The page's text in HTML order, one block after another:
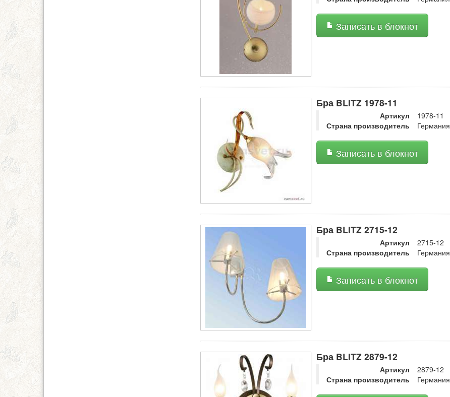
Записать в блокнот
Бра BLITZ 1978-11
Артикул
1978-11
Страна производитель
Германия
Записать в блокнот
Бра BLITZ 2715-12
Артикул
2715-12
Страна производитель
Германия
Записать в блокнот
Бра BLITZ 2879-12
Артикул
2879-12
Страна производитель
Германия